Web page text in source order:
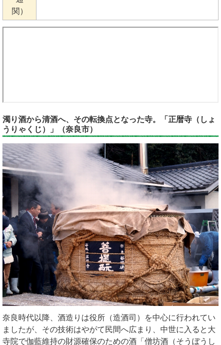
関）
濁り酒から清酒へ、その転換点となった寺。「正暦寺（しょ
うりゃくじ）」（奈良市）
奈良時代以降、酒造りは役所（造酒司）を中心に行われてい
ましたが、その技術はやがて民間へ広まり、中世に入ると大
寺院で伽藍維持の財源確保のための酒「僧坊酒（そうぼうし